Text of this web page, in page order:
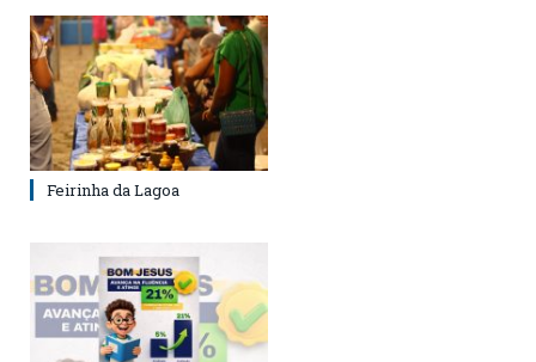
Feirinha da Lagoa